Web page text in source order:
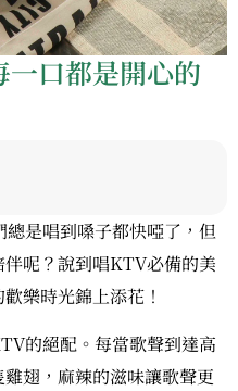
口都是開心的
是唱到嗓子都快啞了，但
呢？說到唱KTV必備的美
樂時光錦上添花！
的絕配。每當歌聲到達高
翅，麻辣的滋味讓歌聲更